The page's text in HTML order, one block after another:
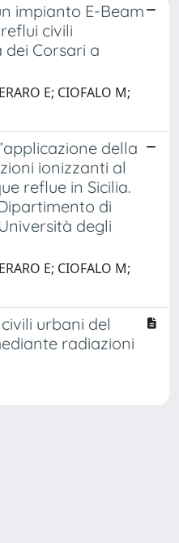
impianto E-Beam
civili
dei Corsari a
E; CIOFALO M;
della
ionizzanti al
reflue in Sicilia.
di
degli
E; CIOFALO M;
urbani del
radiazioni